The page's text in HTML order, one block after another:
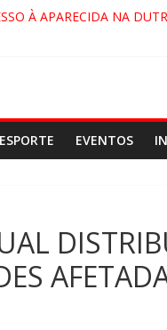
À APARECIDA NA
ESPORTE EVENTOS